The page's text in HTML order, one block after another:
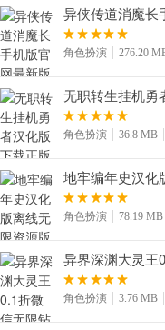
异侠传道消魔长
道消魔长手游安
角色扮演 276.20
无职转生挂机勇
机勇者官网中文
角色扮演 36.8 MB
地牢编年史汉化
年史中文版内购
角色扮演 78.19 MB
异界深渊大灵王
深渊大灵王安卓
角色扮演 3.76 MB